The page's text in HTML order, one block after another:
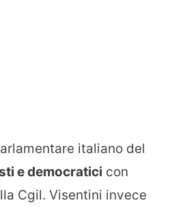
italiano del
e democratici con
Cgil. Visentini invece